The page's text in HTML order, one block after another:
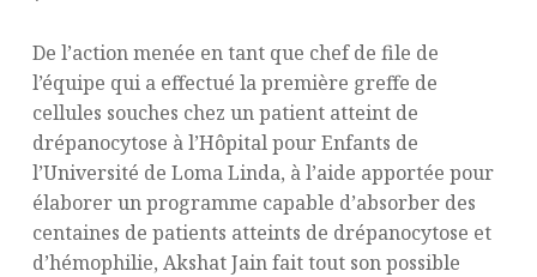
De l’action menée en tant que chef de file de
l’équipe qui a effectué la première greffe de
cellules souches chez un patient atteint de
drépanocytose à l’Hôpital pour Enfants de
l’Université de Loma Linda, à l’aide apportée pour
élaborer un programme capable d’absorber des
centaines de patients atteints de drépanocytose et
d’hémophilie, Akshat Jain fait tout son possible